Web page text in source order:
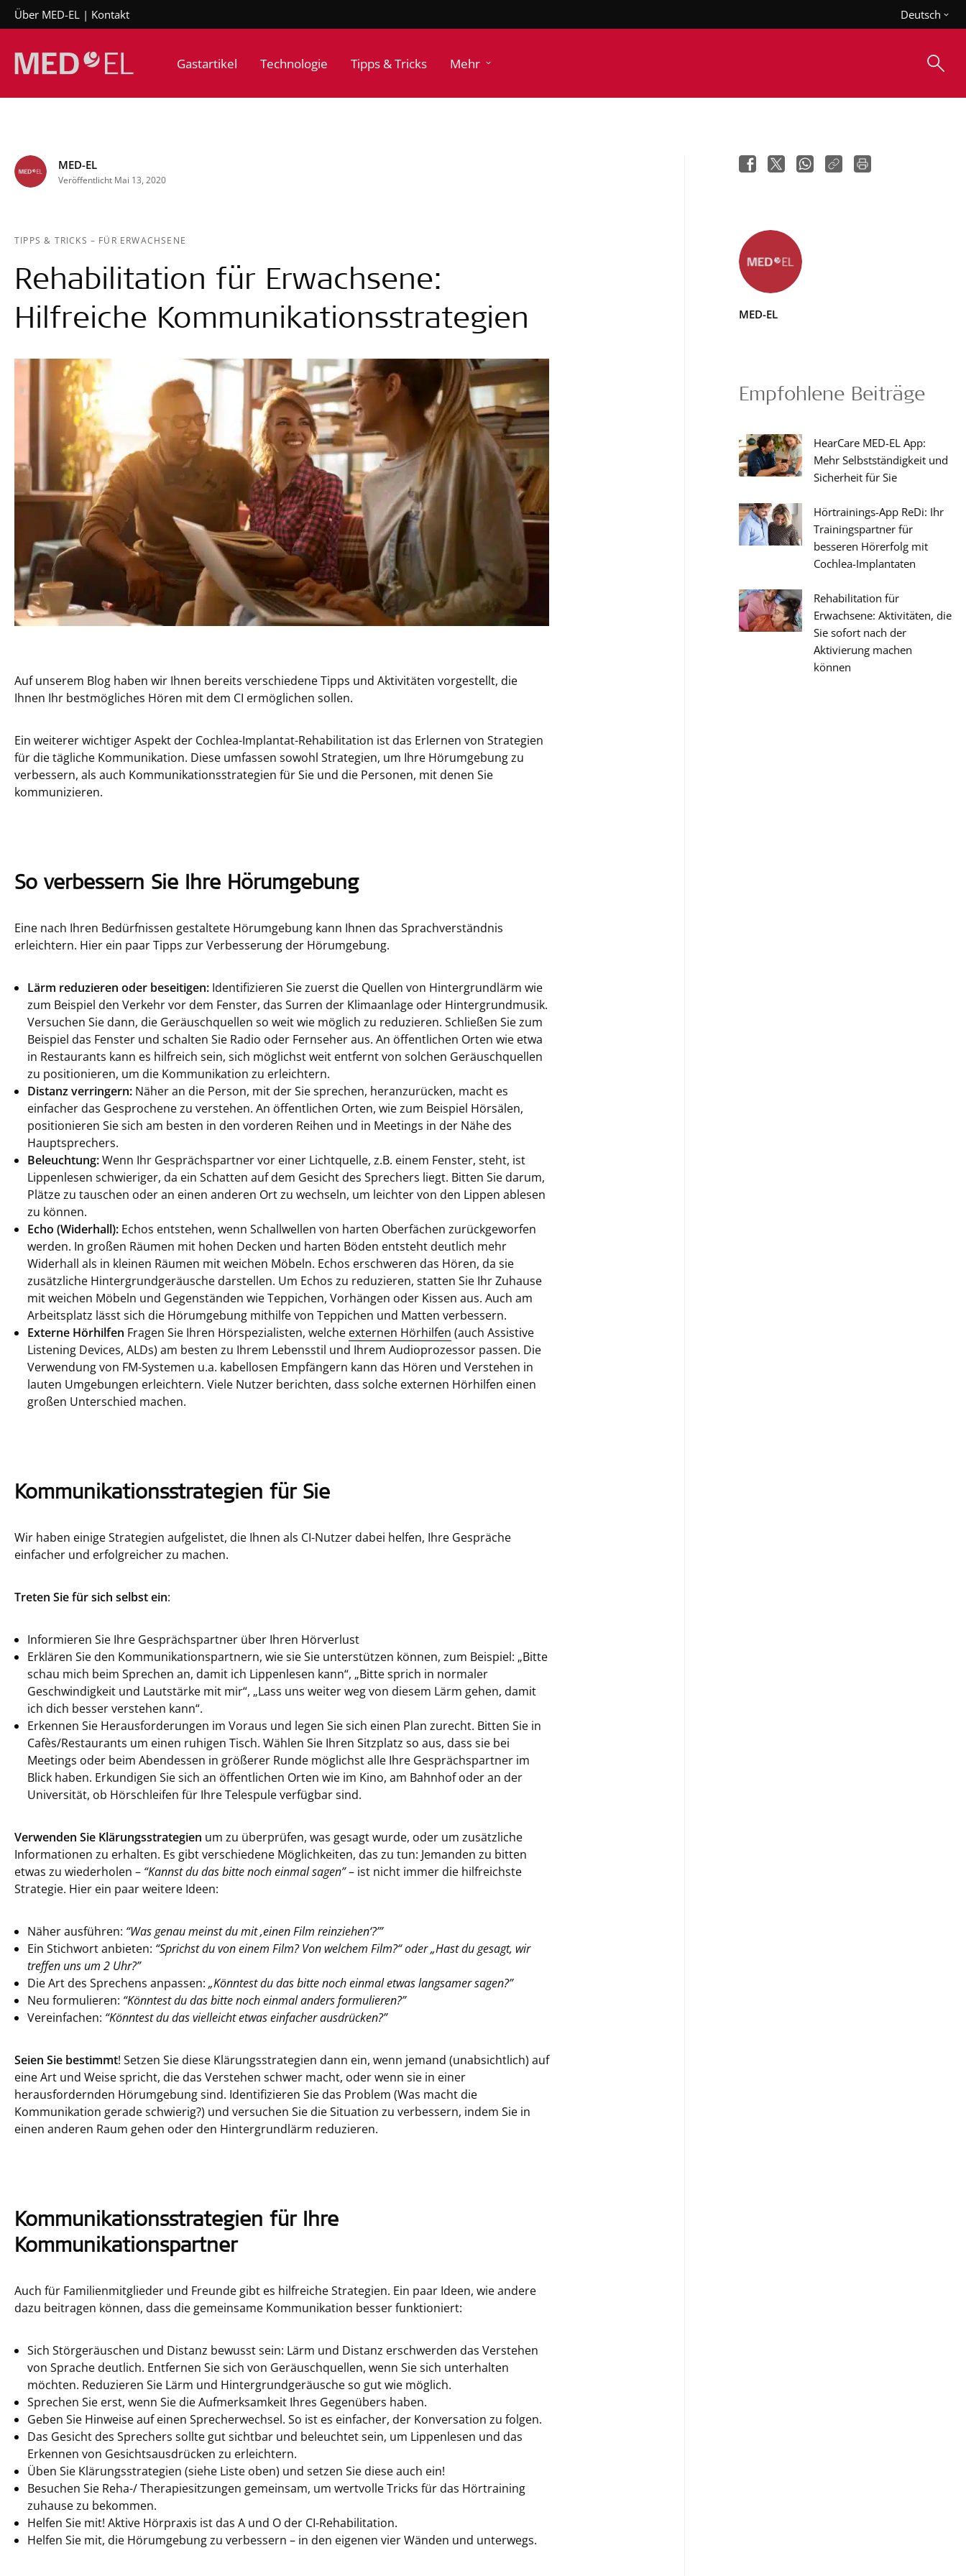
Über MED-EL Kontakt Deutsch
Gastartikel Technologie Tipps & Tricks Mehr
MED-EL
Veröffentlicht Mai 13, 2020
TIPPS & TRICKS – FÜR ERWACHSENE
Rehabilitation für Erwachsene:
Hilfreiche Kommunikationsstrategien
Auf unserem Blog haben wir Ihnen bereits verschiedene Tipps und Aktivitäten vorgestellt, die
Ihnen Ihr bestmögliches Hören mit dem CI ermöglichen sollen.
Ein weiterer wichtiger Aspekt der Cochlea-Implantat-Rehabilitation ist das Erlernen von Strategien
für die tägliche Kommunikation. Diese umfassen sowohl Strategien, um Ihre Hörumgebung zu
verbessern, als auch Kommunikationsstrategien für Sie und die Personen, mit denen Sie
kommunizieren.
So verbessern Sie Ihre Hörumgebung
Eine nach Ihren Bedürfnissen gestaltete Hörumgebung kann Ihnen das Sprachverständnis
erleichtern. Hier ein paar Tipps zur Verbesserung der Hörumgebung.
Lärm reduzieren oder beseitigen: Identifizieren Sie zuerst die Quellen von Hintergrundlärm wie
zum Beispiel den Verkehr vor dem Fenster, das Surren der Klimaanlage oder Hintergrundmusik.
Versuchen Sie dann, die Geräuschquellen so weit wie möglich zu reduzieren. Schließen Sie zum
Beispiel das Fenster und schalten Sie Radio oder Fernseher aus. An öffentlichen Orten wie etwa
in Restaurants kann es hilfreich sein, sich möglichst weit entfernt von solchen Geräuschquellen
zu positionieren, um die Kommunikation zu erleichtern.
Distanz verringern: Näher an die Person, mit der Sie sprechen, heranzurücken, macht es
einfacher das Gesprochene zu verstehen. An öffentlichen Orten, wie zum Beispiel Hörsälen,
positionieren Sie sich am besten in den vorderen Reihen und in Meetings in der Nähe des
Hauptsprechers.
Beleuchtung:Wenn Ihr Gesprächspartner vor einer Lichtquelle, z.B. einem Fenster, steht, ist
Lippenlesen schwieriger, da ein Schatten auf dem Gesicht des Sprechers liegt. Bitten Sie darum,
Plätze zu tauschen oder an einen anderen Ort zu wechseln, um leichter von den Lippen ablesen
zu können.
Echo (Widerhall): Echos entstehen, wenn Schallwellen von harten Oberfächen zurückgeworfen
werden. In großen Räumen mit hohen Decken und harten Böden entsteht deutlich mehr
Widerhall als in kleinen Räumen mit weichen Möbeln. Echos erschweren das Hören, da sie
zusätzliche Hintergrundgeräusche darstellen. Um Echos zu reduzieren, statten Sie Ihr Zuhause
mit weichen Möbeln und Gegenständen wie Teppichen, Vorhängen oder Kissen aus. Auch am
Arbeitsplatz lässt sich die Hörumgebung mithilfe von Teppichen und Matten verbessern.
Externe Hörhilfen Fragen Sie Ihren Hörspezialisten, welche externen Hörhilfen (auch Assistive
Listening Devices, ALDs) am besten zu Ihrem Lebensstil und Ihrem Audioprozessor passen. Die
Verwendung von FM-Systemen u.a. kabellosen Empfängern kann das Hören und Verstehen in
lauten Umgebungen erleichtern. Viele Nutzer berichten, dass solche externen Hörhilfen einen
großen Unterschied machen.
Kommunikationsstrategien für Sie
Wir haben einige Strategien aufgelistet, die Ihnen als CI-Nutzer dabei helfen, Ihre Gespräche
einfacher und erfolgreicher zu machen.
Treten Sie für sich selbst ein:
Informieren Sie Ihre Gesprächspartner über Ihren Hörverlust
Erklären Sie den Kommunikationspartnern, wie sie Sie unterstützen können, zum Beispiel: „Bitte
schau mich beim Sprechen an, damit ich Lippenlesen kann“, „Bitte sprich in normaler
Geschwindigkeit und Lautstärke mit mir“, „Lass uns weiter weg von diesem Lärm gehen, damit
ich dich besser verstehen kann“.
Erkennen Sie Herausforderungen im Voraus und legen Sie sich einen Plan zurecht. Bitten Sie in
Cafès/Restaurants um einen ruhigen Tisch. Wählen Sie Ihren Sitzplatz so aus, dass sie bei
Meetings oder beim Abendessen in größerer Runde möglichst alle Ihre Gesprächspartner im
Blick haben. Erkundigen Sie sich an öffentlichen Orten wie im Kino, am Bahnhof oder an der
Universität, ob Hörschleifen für Ihre Telespule verfügbar sind.
Verwenden Sie Klärungsstrategien um zu überprüfen, was gesagt wurde, oder um zusätzliche
Informationen zu erhalten. Es gibt verschiedene Möglichkeiten, das zu tun: Jemanden zu bitten
etwas zu wiederholen – “Kannst du das bitte noch einmal sagen”– ist nicht immer die hilfreichste
Strategie. Hier ein paar weitere Ideen:
Näher ausführen: “Was genau meinst du mit ‚einen Film reinziehen‘?’”
Ein Stichwort anbieten: “Sprichst du von einem Film? Von welchem Film?“ oder „Hast du gesagt, wir
treffen uns um 2 Uhr?”
Die Art des Sprechens anpassen: „Könntest du das bitte noch einmal etwas langsamer sagen?”
Neu formulieren: “Könntest du das bitte noch einmal anders formulieren?”
Vereinfachen: “Könntest du das vielleicht etwas einfacher ausdrücken?”
Seien Sie bestimmt! Setzen Sie diese Klärungsstrategien dann ein, wenn jemand (unabsichtlich) auf
eine Art und Weise spricht, die das Verstehen schwer macht, oder wenn sie in einer
herausfordernden Hörumgebung sind. Identifizieren Sie das Problem (Was macht die
Kommunikation gerade schwierig?) und versuchen Sie die Situation zu verbessern, indem Sie in
einen anderen Raum gehen oder den Hintergrundlärm reduzieren.
Kommunikationsstrategien für Ihre
Kommunikationspartner
Auch für Familienmitglieder und Freunde gibt es hilfreiche Strategien. Ein paar Ideen, wie andere
dazu beitragen können, dass die gemeinsame Kommunikation besser funktioniert:
Sich Störgeräuschen und Distanz bewusst sein: Lärm und Distanz erschwerden das Verstehen
von Sprache deutlich. Entfernen Sie sich von Geräuschquellen, wenn Sie sich unterhalten
möchten. Reduzieren Sie Lärm und Hintergrundgeräusche so gut wie möglich.
Sprechen Sie erst, wenn Sie die Aufmerksamkeit Ihres Gegenübers haben.
Geben Sie Hinweise auf einen Sprecherwechsel. So ist es einfacher, der Konversation zu folgen.
Das Gesicht des Sprechers sollte gut sichtbar und beleuchtet sein, um Lippenlesen und das
Erkennen von Gesichtsausdrücken zu erleichtern.
Üben Sie Klärungsstrategien (siehe Liste oben) und setzen Sie diese auch ein!
Besuchen Sie Reha-/ Therapiesitzungen gemeinsam, um wertvolle Tricks für das Hörtraining
zuhause zu bekommen.
Helfen Sie mit! Aktive Hörpraxis ist das A und O der CI-Rehabilitation.
Helfen Sie mit, die Hörumgebung zu verbessern – in den eigenen vier Wänden und unterwegs.
MED-EL
Empfohlene Beiträge
HearCare MED-EL App:
Mehr Selbstständigkeit und
Sicherheit für Sie
Hörtrainings-App ReDi: Ihr
Trainingspartner für
besseren Hörerfolg mit
Cochlea-Implantaten
Rehabilitation für
Erwachsene: Aktivitäten, die
Sie sofort nach der
Aktivierung machen
können